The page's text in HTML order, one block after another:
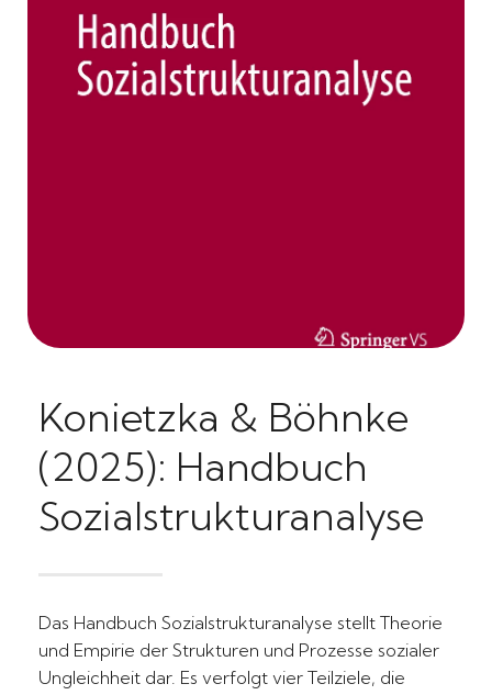
Konietzka & Böhnke
(2025): Handbuch
Sozialstrukturanalyse
Das Handbuch Sozialstrukturanalyse stellt Theorie
und Empirie der Strukturen und Prozesse sozialer
Ungleichheit dar. Es verfolgt vier Teilziele, die